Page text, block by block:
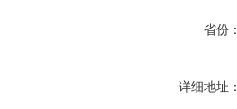
省份：
详细地址：